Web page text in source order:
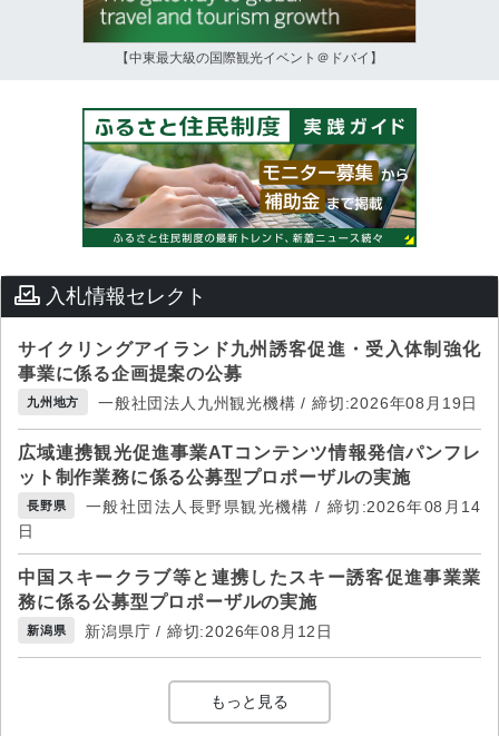
【中東最大級の国際観光イベント＠ドバイ】
入札情報セレクト
サイクリングアイランド九州誘客促進・受入体制強化
事業に係る企画提案の公募
九州地方 一般社団法人九州観光機構 / 締切:2026年08月19日
広域連携観光促進事業ATコンテンツ情報発信パンフレ
ット制作業務に係る公募型プロポーザルの実施
長野県
一般社団法人長野県観光機構 / 締切:2026年08月14
日
中国スキークラブ等と連携したスキー誘客促進事業業
務に係る公募型プロポーザルの実施
新潟県 新潟県庁 / 締切:2026年08月12日
もっと見る